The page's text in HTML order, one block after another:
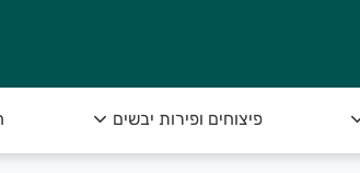
בריאה ומובחרת עד הבית.
פיצוחים ופירות יבשים